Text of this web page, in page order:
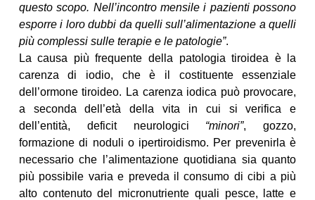
questo scopo. Nell’incontro mensile i pazienti possono
esporre i loro dubbi da quelli sull’alimentazione a quelli
più complessi sulle terapie e le patologie”.
La causa più frequente della patologia tiroidea è la
carenza di iodio, che è il costituente essenziale
dell’ormone tiroideo. La carenza iodica può provocare,
a seconda dell’età della vita in cui si verifica e
dell’entità, deficit neurologici “minori”, gozzo,
formazione di noduli o ipertiroidismo. Per prevenirla è
necessario che l’alimentazione quotidiana sia quanto
più possibile varia e preveda il consumo di cibi a più
alto contenuto del micronutriente quali pesce, latte e